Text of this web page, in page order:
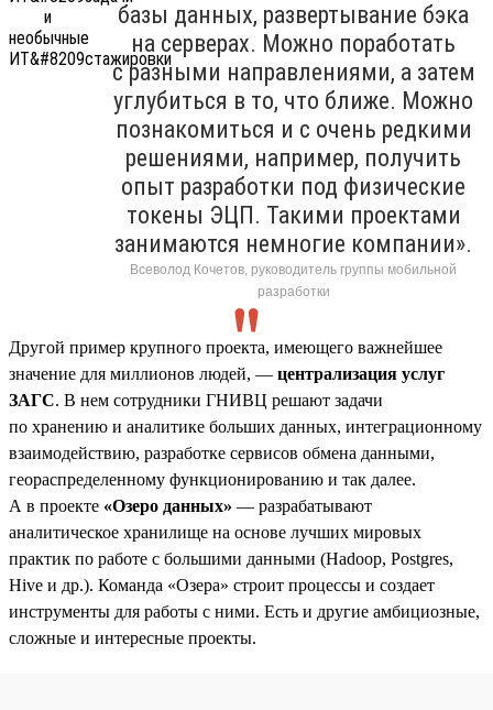
базы данных, развертывание бэка
на серверах. Можно поработать
с разными направлениями, а затем
углубиться в то, что ближе. Можно
познакомиться и с очень редкими
решениями, например, получить
опыт разработки под физические
токены ЭЦП. Такими проектами
занимаются немногие компании».
Всеволод Кочетов, руководитель группы мобильной
разработки
Другой пример крупного проекта, имеющего важнейшее
значение для миллионов людей, — централизация услуг
ЗАГС. В нем сотрудники ГНИВЦ решают задачи
по хранению и аналитике больших данных, интеграционному
взаимодействию, разработке сервисов обмена данными,
геораспределенному функционированию и так далее.
А в проекте «Озеро данных» — разрабатывают
аналитическое хранилище на основе лучших мировых
практик по работе с большими данными (Hadoop, Postgres,
Hive и др.). Команда «Озера» строит процессы и создает
инструменты для работы с ними. Есть и другие амбициозные,
сложные и интересные проекты.